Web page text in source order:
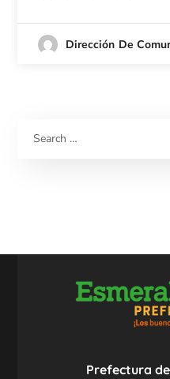
Dirección De
Prefectura